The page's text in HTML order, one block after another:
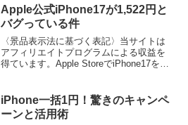
説。
Apple公式iPhone17が1,522円と
バグっている件
〈景品表示法に基づく表記〉当サイトは
アフィリエイトプログラムによる収益を
得ています。Apple StoreでiPhone17を安
完全な誤解です。Apple公式サイ...
iPhone一括1円！驚きのキャンペ
ーンと活用術